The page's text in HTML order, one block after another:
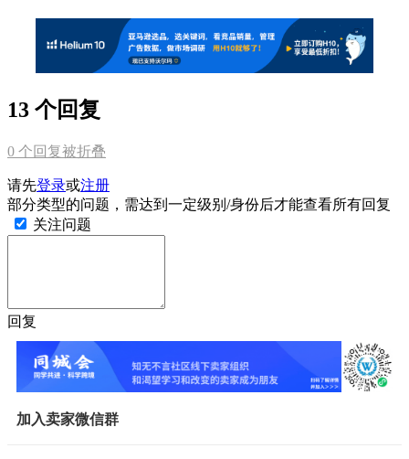
13 个回复
0 个回复被折叠
请先登录或注册
部分类型的问题，需达到一定级别/身份后才能查看所有回复
关注问题
回复
加入卖家微信群